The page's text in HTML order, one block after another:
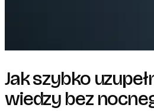
Jak szybko
wiedzy bez